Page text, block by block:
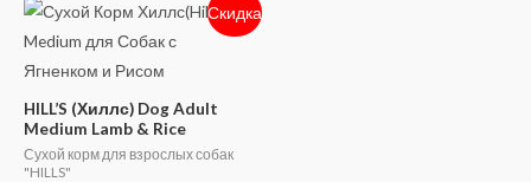
Скидка
HILL’S (Хиллс) Dog Adult
Medium Lamb & Rice
Сухой корм для взрослых собак
"HILLS"